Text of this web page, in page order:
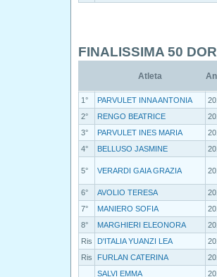
FINALISSIMA 50
Atleta
1° PARVULET INNA ANTONIA
2°
RENGO BEATRICE
3°
PARVULET INES MARIA
4°
BELLUSO JASMINE
5° VERARDI GAIA GRAZIA
6°
AVOLIO TERESA
7°
MANIERO SOFIA
8°
MARGHIERI ELEONORA
Ris
D'ITALIA YUANZI LEA
Ris
FURLAN CATERINA
SALVI EMMA